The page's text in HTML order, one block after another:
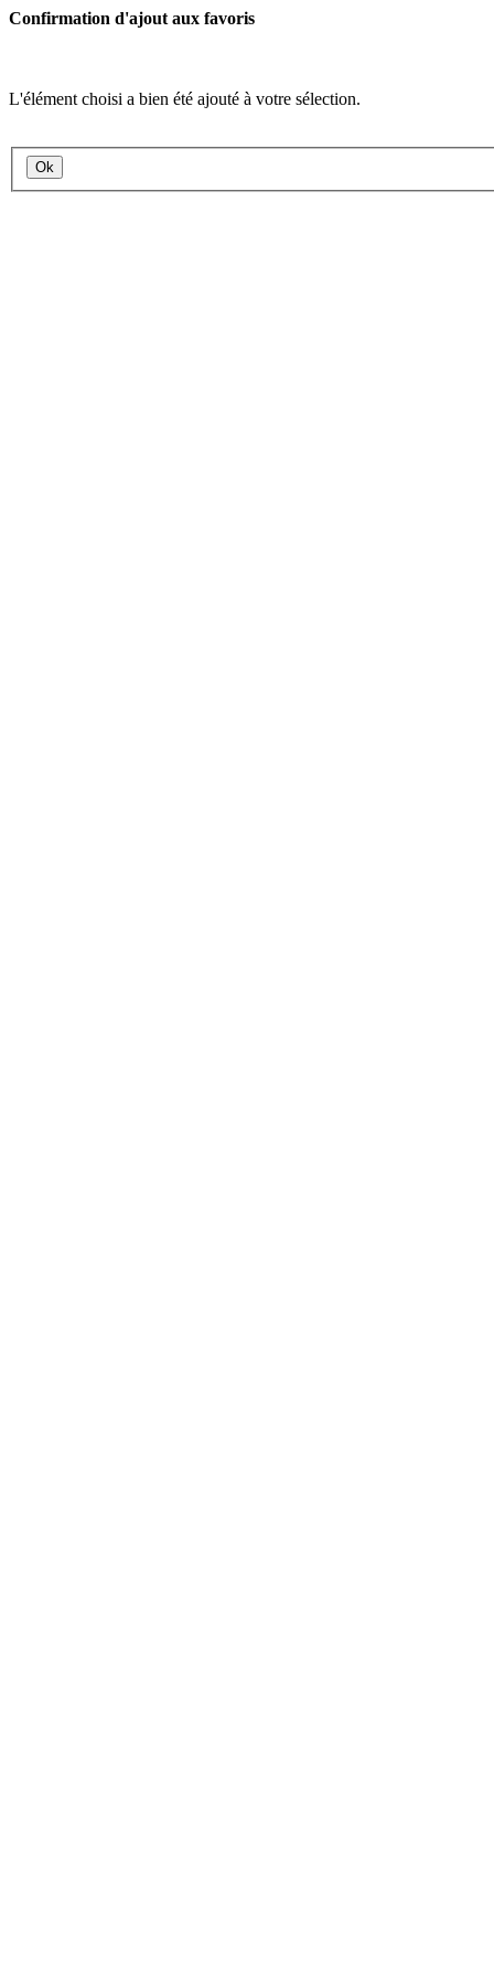
Confirmation d'ajout aux favoris
L'élément choisi a bien été ajouté à votre sélection.